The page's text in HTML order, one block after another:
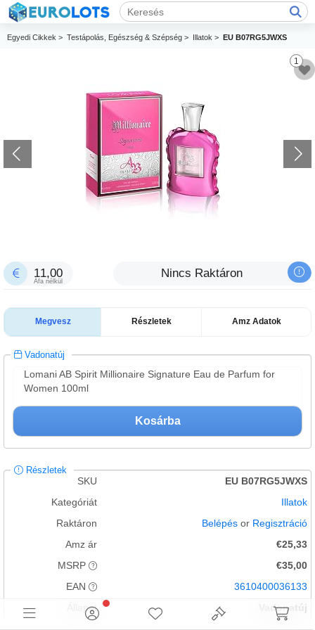
Egyedi Cikkek > Testápolás, Egészség & Szépség > Illatok > EU B07RG5JWXS
1
11,00
Áfa nélkül
Nincs Raktáron
Megvesz Részletek Amz Adatok
Vadonatúj
Lomani AB Spirit Millionaire Signature Eau de Parfum for
Women 100ml
Kosárba
Részletek
SKU
EU B07RG5JWXS
Kategóriát
Illatok
Raktáron
Belépés or Regisztráció
Amz ár
€25,33
MSRP
€35,00
EAN
3610400036133
Állapot
Vadonatúj